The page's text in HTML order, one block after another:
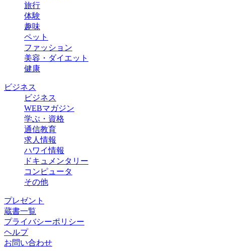
旅行
体験
趣味
ペット
ファッション
美容・ダイエット
健康
ビジネス
ビジネス
WEBマガジン
学ぶ・資格
通信教育
求人情報
ハワイ情報
ドキュメンタリー
コンピュータ
その他
プレゼント
蔵書一覧
プライバシーポリシー
ヘルプ
お問い合わせ